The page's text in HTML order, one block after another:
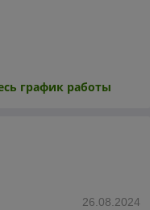
график работы
26.08.2024